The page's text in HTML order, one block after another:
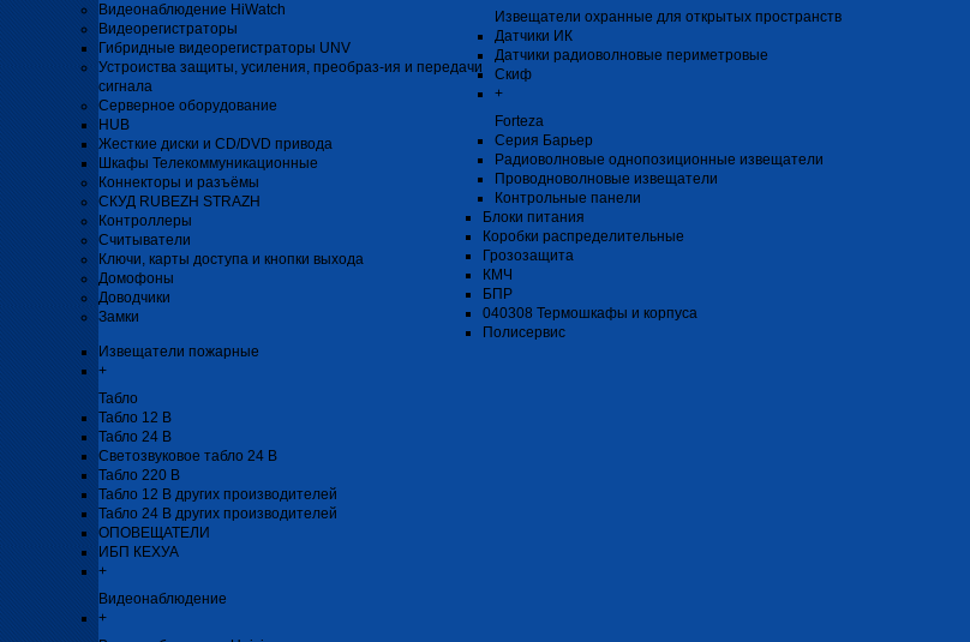
Видеонаблюдение HiWatch
Видеорегистраторы
Гибридные видеорегистраторы UNV
Устроиства защиты, усиления, преобраз-ия и передачи
сигнала
Серверное оборудование
HUB
Жесткие диски и CD/DVD привода
Шкафы Телекоммуникационные
Коннекторы и разъёмы
СКУД RUBEZH STRAZH
Контроллеры
Считыватели
Ключи, карты доступа и кнопки выхода
Домофоны
Доводчики
Замки
Извещатели охранные для открытых пространств
Датчики ИК
Датчики радиоволновые периметровые
Скиф
+
Forteza
Серия Барьер
Радиоволновые однопозиционные извещатели
Проводноволновые извещатели
Контрольные панели
Блоки питания
Коробки распределительные
Грозозащита
КМЧ
БПР
040308 Термошкафы и корпуса
Полисервис
Извещатели пожарные
+
Табло
Табло 12 В
Табло 24 В
Светозвуковое табло 24 В
Табло 220 В
Табло 12 В других производителей
Табло 24 В других производителей
ОПОВЕЩАТЕЛИ
ИБП КЕХУА
+
Видеонаблюдение
+